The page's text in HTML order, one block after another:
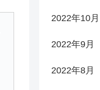
2022年10月
2022年9月
2022年8月